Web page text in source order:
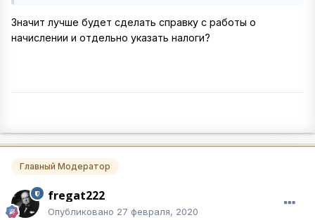
Значит лучше будет сделать справку с работы о
начислении и отдельно указать налоги?
Главный Модератор
fregat222
Опубликовано 27 февраля, 2020